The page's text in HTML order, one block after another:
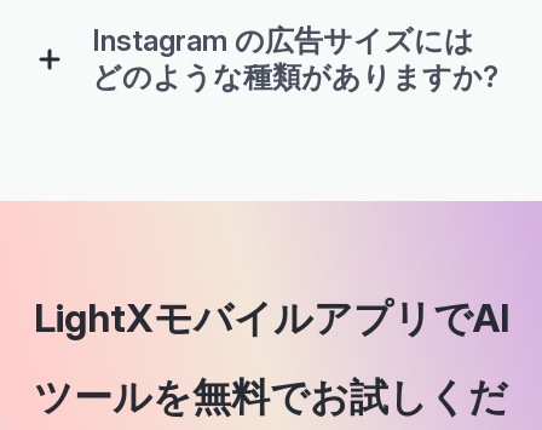
Instagram の広告サイズには
どのような種類がありますか?
LightXモバイルアプリでAI
ツールを無料でお試しくだ